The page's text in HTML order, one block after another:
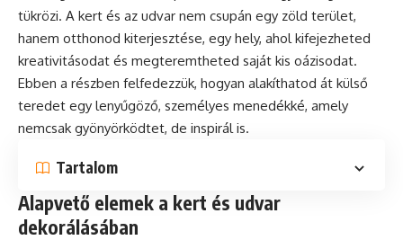
tükrözi. A kert és az udvar nem csupán egy zöld terület,
hanem otthonod kiterjesztése, egy hely, ahol kifejezheted
kreativitásodat és megteremtheted saját kis oázisodat.
Ebben a részben felfedezzük, hogyan alakíthatod át külső
teredet egy lenyűgöző, személyes menedékké, amely
nemcsak gyönyörködtet, de inspirál is.
Tartalom
Alapvető elemek a kert és udvar
dekorálásában